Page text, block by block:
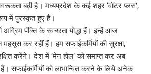
बढ़ी है। मध्यप्रदेश के कई शहर ‘वॉटर प्लस’,
में पुरस्कृत हुए हैं।
अग्रिम पंक्ति के स्वच्छता योद्धा हैं। इन्हें आज
महसूस कर रहीं हैं। हम सफाईकर्मियों की सुरक्षा,
करेंगे। देश में ‘मेन होल’ को समाप्त कर अब
हैं। सफाईकर्मियों को लाभान्वित करने के लिये अनेक